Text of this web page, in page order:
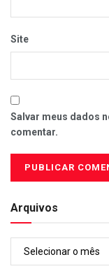
Site
Salvar meus dados
comentar.
Arquivos